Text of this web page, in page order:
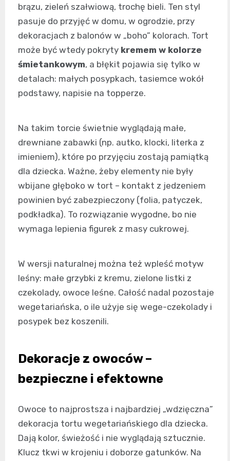
brązu, zieleń szałwiową, trochę bieli. Ten styl
pasuje do przyjęć w domu, w ogrodzie, przy
dekoracjach z balonów w „boho” kolorach. Tort
może być wtedy pokryty kremem w kolorze
śmietankowym, a błękit pojawia się tylko w
detalach: małych posypkach, tasiemce wokół
podstawy, napisie na topperze.
Na takim torcie świetnie wyglądają małe,
drewniane zabawki (np. autko, klocki, literka z
imieniem), które po przyjęciu zostają pamiątką
dla dziecka. Ważne, żeby elementy nie były
wbijane głęboko w tort – kontakt z jedzeniem
powinien być zabezpieczony (folia, patyczek,
podkładka). To rozwiązanie wygodne, bo nie
wymaga lepienia figurek z masy cukrowej.
W wersji naturalnej można też wpleść motyw
leśny: małe grzybki z kremu, zielone listki z
czekolady, owoce leśne. Całość nadal pozostaje
wegetariańska, o ile użyje się wege-czekolady i
posypek bez koszenili.
Dekoracje z owoców –
bezpieczne i efektowne
Owoce to najprostsza i najbardziej „wdzięczna”
dekoracja tortu wegetariańskiego dla dziecka.
Dają kolor, świeżość i nie wyglądają sztucznie.
Klucz tkwi w krojeniu i doborze gatunków. Na